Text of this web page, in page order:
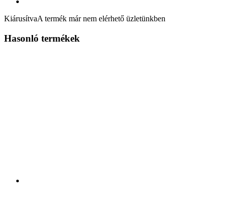
KiárusítvaA termék már nem elérhető üzletünkben
Hasonló termékek